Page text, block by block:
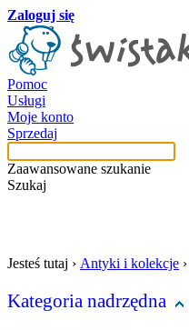
Zaloguj się
Pomoc
Usługi
Moje konto
Sprzedaj
Zaawansowane szukanie
Szukaj
Jesteś tutaj › Antyki i kolekcje ›
Kategoria nadrzędna